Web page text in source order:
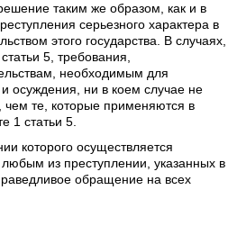
таким же образом, как и в
серьезного характера в
этого государства. В случаях,
5, требования,
необходимым для
осуждения, ни в коем случае не
те, которые применяются в
1 статьи 5.
которого осуществляется
любым из преступлении, указанных в
обращение на всех